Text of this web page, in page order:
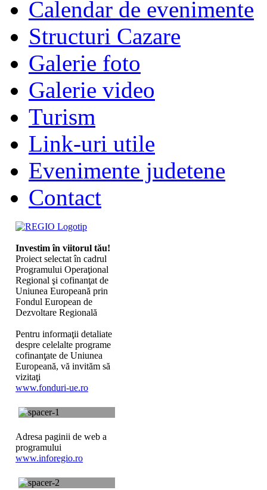
Calendar de evenimente
Structuri Cazare
Galerie foto
Galerie video
Turism
Link-uri utile
Evenimente judetene
Contact
Investim în viitorul tău!
Proiect selectat în cadrul
Programului Operaţional
Regional şi cofinanţat de
Uniunea Europeană prin
Fondul European de
Dezvoltare Regională
Pentru informaţii detaliate
despre celelalte programe
cofinanţate de Uniunea
Europeană, vă invităm să
vizitaţi
www.fonduri-ue.ro
Adresa paginii de web a
programului
www.inforegio.ro